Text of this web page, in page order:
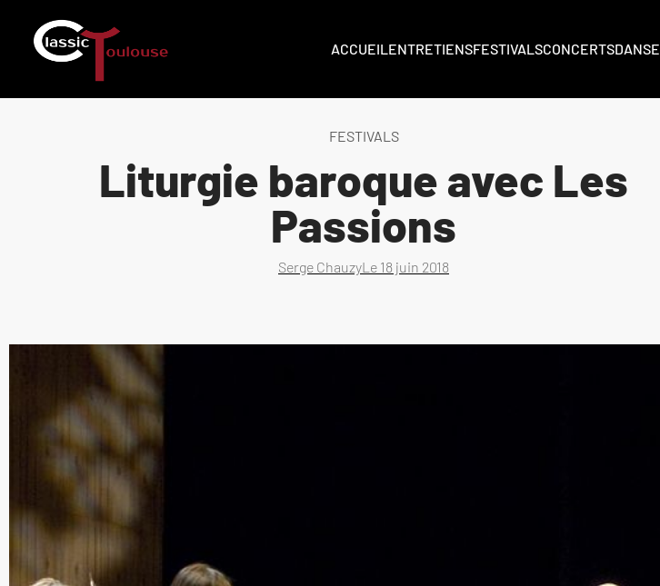
ACCUEILENTRETIENSFESTIVALSCONCERTSDANSE
FESTIVALS
Liturgie baroque avec Les
Passions
Serge ChauzyLe 18 juin 2018